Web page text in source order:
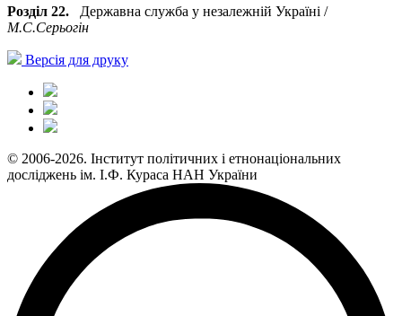
Розділ 22. Державна служба у незалежній Україні /
М.С.Серьогін
Версія для друку
© 2006-2026. Інститут політичних і етнонаціональних
досліджень ім. І.Ф. Кураса НАН України